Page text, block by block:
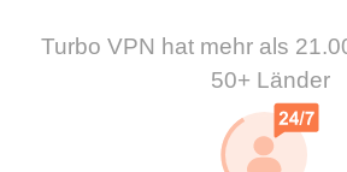
Turbo VPN hat mehr als
50+ Länder